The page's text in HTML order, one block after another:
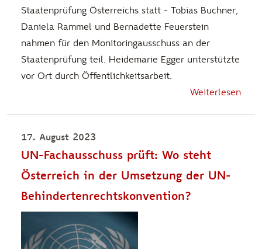
Staatenprüfung Österreichs statt - Tobias Buchner,
Daniela Rammel und Bernadette Feuerstein
nahmen für den Monitoringausschuss an der
Staatenprüfung teil. Heidemarie Egger unterstützte
vor Ort durch Öffentlichkeitsarbeit.
Weiterlesen
17. August 2023
UN-Fachausschuss prüft: Wo steht
Österreich in der Umsetzung der UN-
Behindertenrechtskonvention?